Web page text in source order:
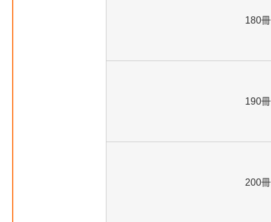
180冊
190冊
200冊